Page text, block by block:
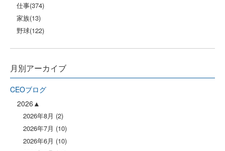
仕事(374)
家族(13)
野球(122)
月別アーカイブ
CEOブログ
2026
2026年8月 (2)
2026年7月 (10)
2026年6月 (10)